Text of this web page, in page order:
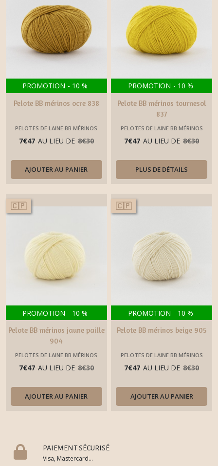
PROMOTION - 10 %
Pelote BB mérinos ocre 838
PELOTES DE LAINE BB MÉRINOS
7€47 AU LIEU DE 8€30
AJOUTER AU PANIER
PROMOTION - 10 %
Pelote BB mérinos tournesol
837
PELOTES DE LAINE BB MÉRINOS
7€47 AU LIEU DE 8€30
PLUS DE DÉTAILS
🇨🇵
PROMOTION - 10 %
Pelote BB mérinos jaune paille
904
PELOTES DE LAINE BB MÉRINOS
7€47 AU LIEU DE 8€30
AJOUTER AU PANIER
🇨🇵
PROMOTION - 10 %
Pelote BB mérinos beige 905
PELOTES DE LAINE BB MÉRINOS
7€47 AU LIEU DE 8€30
AJOUTER AU PANIER
PAIEMENT SÉCURISÉ
Visa, Mastercard...